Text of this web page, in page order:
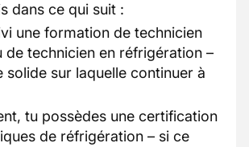
dans ce qui suit :
une formation de technicien
de technicien en réfrigération –
solide sur laquelle continuer à
tu possèdes une certification
de réfrigération – si ce